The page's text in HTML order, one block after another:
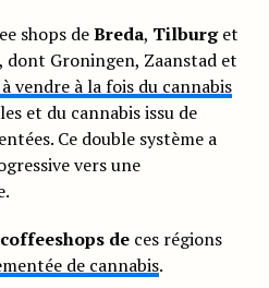
shops deBreda, Tilburget
Groningen, Zaanstad et
vendre à la fois du cannabis
et du cannabis issu de
Ce double système a
vers une
deces régions
de cannabis.